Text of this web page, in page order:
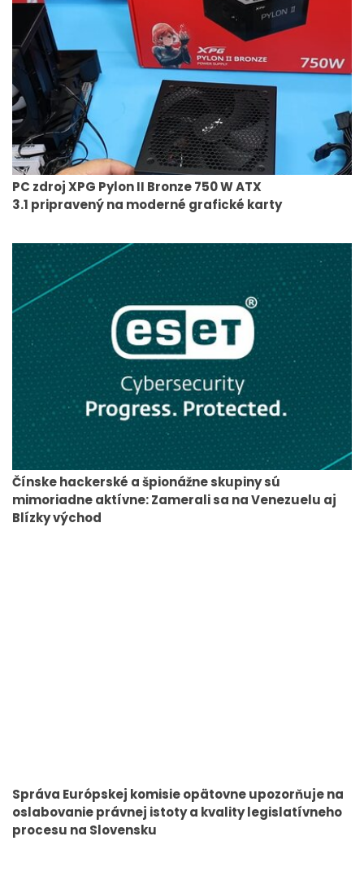
PC zdroj XPG Pylon II Bronze 750 W ATX
3.1 pripravený na moderné grafické karty
Čínske hackerské a špionážne skupiny sú
mimoriadne aktívne: Zamerali sa na Venezuelu aj
Blízky východ
Správa Európskej komisie opätovne upozorňuje na
oslabovanie právnej istoty a kvality legislatívneho
procesu na Slovensku